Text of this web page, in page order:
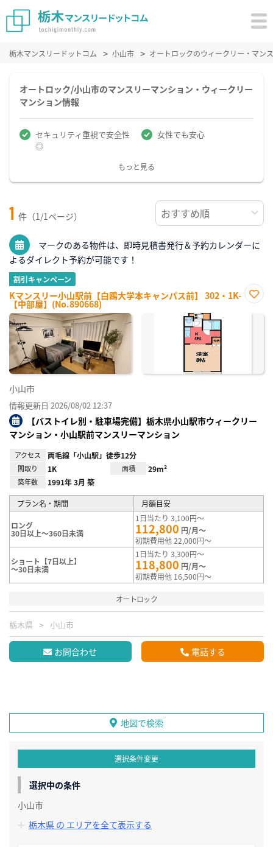
栃木マンスリードットコム 小山市 オートロックのウィークリー・マン
オートロック/小山市のマンスリーマンション・ウィークリー
マンション情報
セキュリティ重視で安全性
◎
女性でも安心
もっと見る
1 件（1/1ページ）
マークのある物件は、即時見積書発行＆予約カレンダーに
よるダイレクト予約が可能です！
割引キャンペーン
Kマンスリー小山駅前【白鴎大学本キャンパス前】 302・1K-
【中部屋】(No.890668)
に入
小山市
情報更新日 2026/08/02 12:37
【バストイレ別・駐車場完備】栃木県小山駅市ウィークリー
マンション・小山駅前マンスリーマンション
アクセス 両毛線「小山駅」徒歩12分
間取り 1K 面積 29m²
築年数 1991年 3月 築
プラン名・期間 月額目安
ロング
30日以上～360日未満
1日当たり 3,100円～
112,800 円/月～
初期費用他 22,000円～
ショート【7日以上】
～30日未満
1日当たり 3,300円～
118,800 円/月～
初期費用他 16,500円～
オートロック
栃木県 小山市
お問合わせ 電話する
地図で検索
選択条件変更
選択中の条件
小山市
栃木県 の エリアを全て表示する